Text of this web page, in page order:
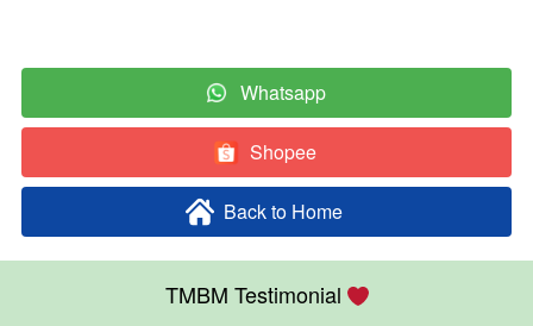
` Whatsapp
` Shopee
` Back to Home
TMBM Testimonial